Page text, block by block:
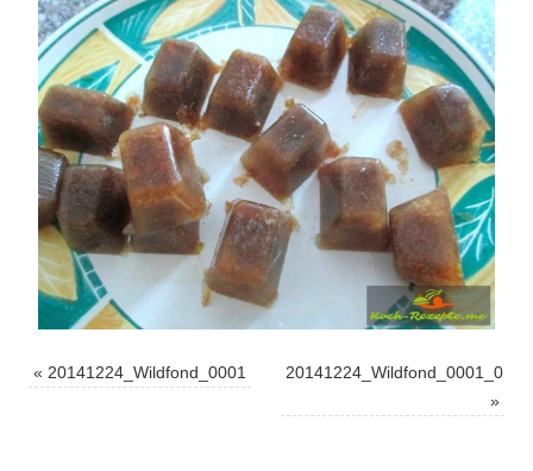
« 20141224_Wildfond_0001
20141224_Wildfond_0001_01
»